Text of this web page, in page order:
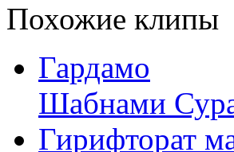
Похожие клипы
Гардамо
Шабнами
Гирифторат